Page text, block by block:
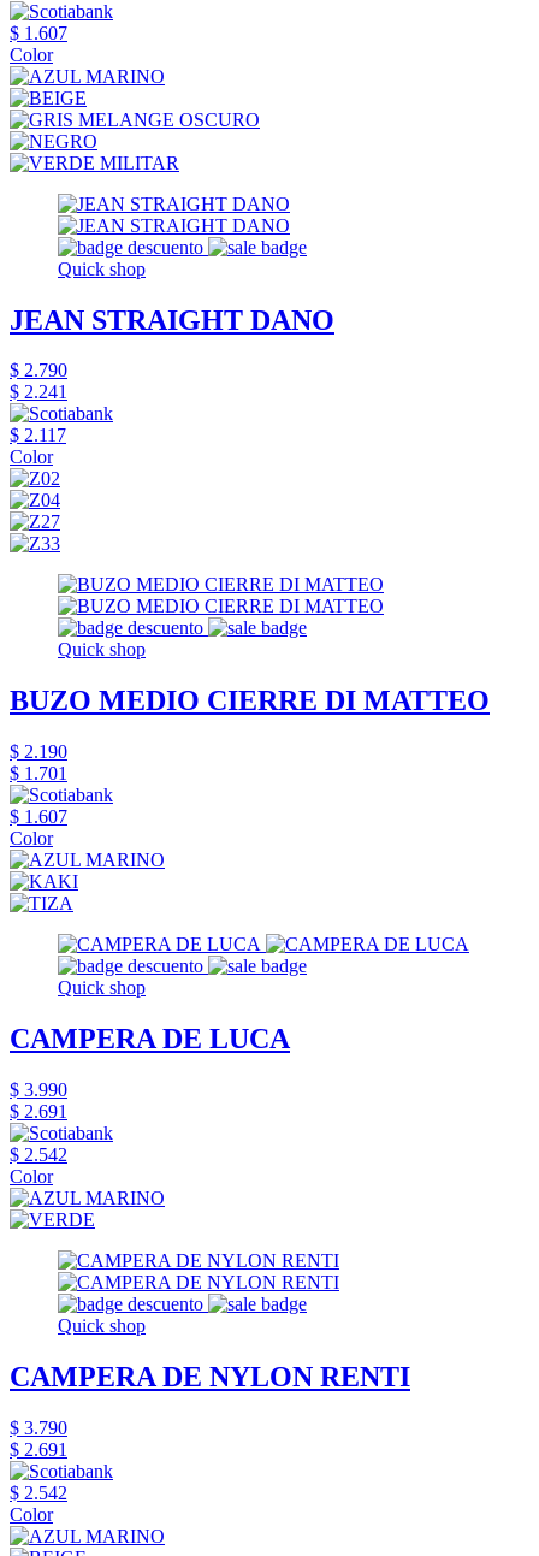
$ 1.607
Color
Quick shop
JEAN STRAIGHT DANO
$ 2.790
$ 2.241
$ 2.117
Color
Quick shop
BUZO MEDIO CIERRE DI MATTEO
$ 2.190
$ 1.701
$ 1.607
Color
Quick shop
CAMPERA DE LUCA
$ 3.990
$ 2.691
$ 2.542
Color
Quick shop
CAMPERA DE NYLON RENTI
$ 3.790
$ 2.691
$ 2.542
Color